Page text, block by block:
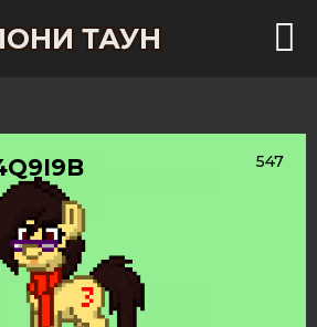
ТАУН
547